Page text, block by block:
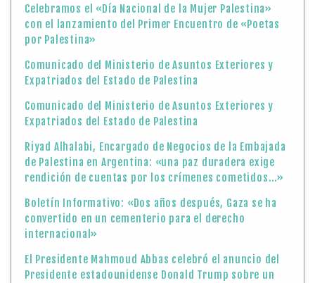
Celebramos el «Día Nacional de la Mujer Palestina»
con el lanzamiento del Primer Encuentro de «Poetas
por Palestina»
Comunicado del Ministerio de Asuntos Exteriores y
Expatriados del Estado de Palestina
Comunicado del Ministerio de Asuntos Exteriores y
Expatriados del Estado de Palestina
Riyad Alhalabi, Encargado de Negocios de la Embajada
de Palestina en Argentina: «una paz duradera exige
rendición de cuentas por los crímenes cometidos…»
Boletín Informativo: «Dos años después, Gaza se ha
convertido en un cementerio para el derecho
internacional»
El Presidente Mahmoud Abbas celebró el anuncio del
Presidente estadounidense Donald Trump sobre un